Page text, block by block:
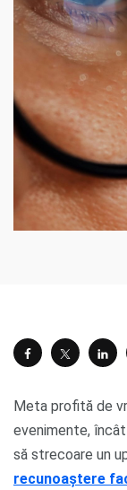
Meta profită de
evenimente,
să strecoare un
recunoaștere